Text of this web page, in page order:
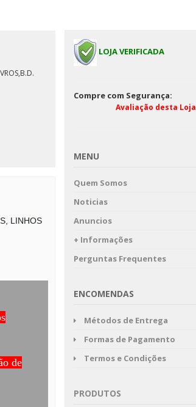
LINHOS
de
LOJA VERIFICADA
Compre com Segurança:
Avaliação desta Loja
MENU
Quem Somos
Noticias
Anuncios
+ Informações
Perguntas Frequentes
ENCOMENDAS
Métodos de Entrega
Formas de Pagamento
Termos e Condições
PRODUTOS